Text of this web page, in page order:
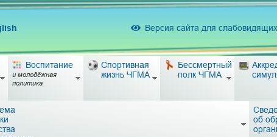
Версия сайта для слабовидящих
Воспитание
и молодёжная
политика
Спортивная
жизнь ЧГМА
Бессмертный
полк ЧГМА
об